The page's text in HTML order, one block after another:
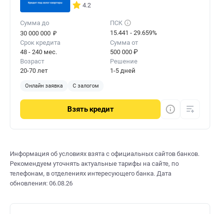
4.2
Сумма до
30 000 000 ₽
ПСК
15.441 - 29.659%
Срок кредита
48 - 240 мес.
Сумма от
500 000 ₽
Возраст
20-70 лет
Решение
1-5 дней
Онлайн заявка С залогом
Взять кредит
Информация об условиях взята с официальных сайтов банков.
Рекомендуем уточнять актуальные тарифы на сайте, по
телефонам, в отделениях интересующего банка. Дата
обновления: 06.08.26